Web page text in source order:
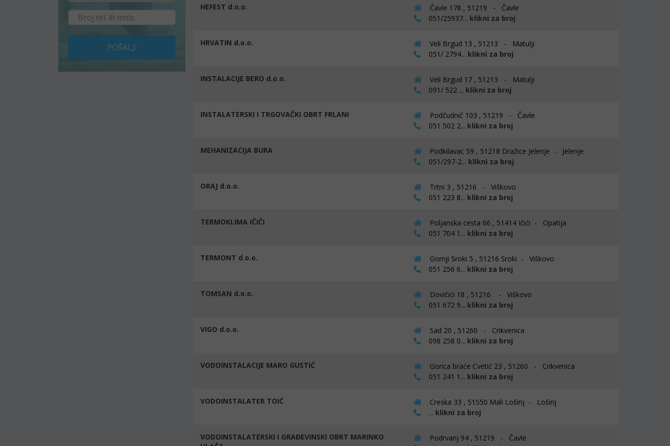
POŠALJI
HEFEST d.o.o.
Čavle 178 , 51219 - Čavle
051/25937... klikni za broj
HRVATIN d.o.o.
Veli Brgud 13 , 51213 - Matulji
051/ 2794... klikni za broj
INSTALACIJE BERO d.o.o.
Veli Brgud 17 , 51213 - Matulji
091/ 522 ... klikni za broj
INSTALATERSKI I TRGOVAČKI OBRT FRLANI
Podčudnič 103 , 51219 - Čavle
051 502 2... klikni za broj
MEHANIZACIJA BURA
Podkilavac 59 , 51218 Dražice Jelenje - Jelenje
051/297-2... klikni za broj
ORAJ d.o.o.
Trtni 3 , 51216 - Viškovo
051 223 8... klikni za broj
TERMOKLIMA IČIČI
Poljanska cesta 66 , 51414 Ičići - Opatija
051 704 1... klikni za broj
TERMONT d.o.o.
Gornji Sroki 5 , 51216 Sroki - Viškovo
051 256 6... klikni za broj
TOMSAN d.o.o.
Dovičići 18 , 51216 - Viškovo
051 672 9... klikni za broj
VIGO d.o.o.
Sad 20 , 51260 - Crikvenica
098 258 0... klikni za broj
VODOINSTALACIJE MARO GUSTIĆ
Gorica braće Cvetić 23 , 51260 - Crikvenica
051 241 1... klikni za broj
VODOINSTALATER TOIĆ
Creska 33 , 51550 Mali Lošinj - Lošinj
... klikni za broj
VODOINSTALATERSKI I GRAĐEVINSKI OBRT MARINKO
Podrvanj 94 , 51219 - Čavle